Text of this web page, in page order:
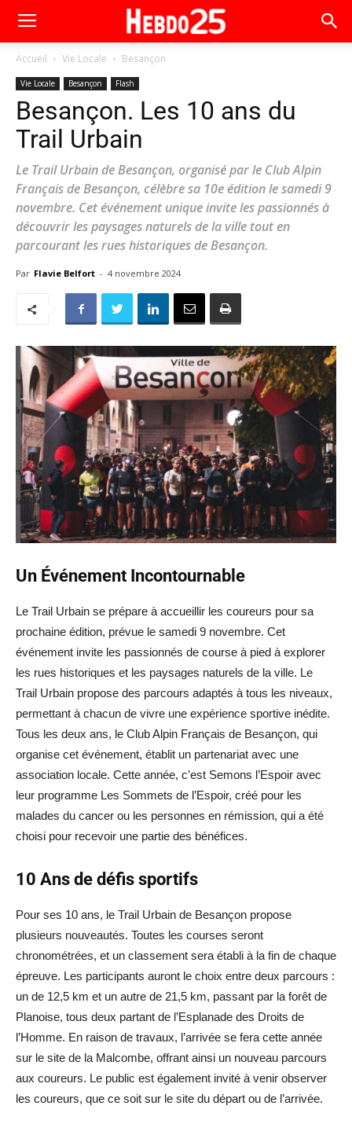
Accueil Vie Locale Besançon
Vie Locale Besançon Flash
Besançon. Les 10 ans du
Trail Urbain
Le Trail Urbain de Besançon, organisé par le Club Alpin
Français de Besançon, célèbre sa 10e édition le samedi 9
novembre. Cet événement unique invite les passionnés à
découvrir les paysages naturels de la ville tout en
parcourant les rues historiques de Besançon.
Par Flavie Belfort - 4 novembre 2024
Un Événement Incontournable
Le Trail Urbain se prépare à accueillir les coureurs pour sa
prochaine édition, prévue le samedi 9 novembre. Cet
événement invite les passionnés de course à pied à explorer
les rues historiques et les paysages naturels de la ville. Le
Trail Urbain propose des parcours adaptés à tous les niveaux,
permettant à chacun de vivre une expérience sportive inédite.
Tous les deux ans, le Club Alpin Français de Besançon, qui
organise cet événement, établit un partenariat avec une
association locale. Cette année, c’est Semons l’Espoir avec
leur programme Les Sommets de l’Espoir, créé pour les
malades du cancer ou les personnes en rémission, qui a été
choisi pour recevoir une partie des bénéfices.
10 Ans de défis sportifs
Pour ses 10 ans, le Trail Urbain de Besançon propose
plusieurs nouveautés. Toutes les courses seront
chronométrées, et un classement sera établi à la fin de chaque
épreuve. Les participants auront le choix entre deux parcours :
un de 12,5 km et un autre de 21,5 km, passant par la forêt de
Planoise, tous deux partant de l’Esplanade des Droits de
l’Homme. En raison de travaux, l’arrivée se fera cette année
sur le site de la Malcombe, offrant ainsi un nouveau parcours
aux coureurs. Le public est également invité à venir observer
les coureurs, que ce soit sur le site du départ ou de l’arrivée.